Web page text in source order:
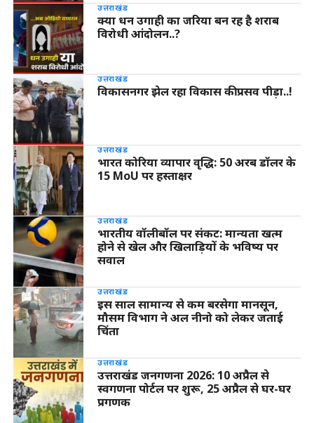
उत्तराखंड
क्या धन उगाही का जरिया बन रह है शराब
विरोधी आंदोलन..?
उत्तराखंड
विकासनगर झेल रहा विकास की प्रसव पीड़ा..!
उत्तराखंड
भारत कोरिया व्यापार वृद्धि: 50 अरब डॉलर के
15 MoU पर हस्ताक्षर
उत्तराखंड
भारतीय वॉलीबॉल पर संकट: मान्यता खत्म
होने से खेल और खिलाड़ियों के भविष्य पर
सवाल
उत्तराखंड
इस साल सामान्य से कम बरसेगा मानसून,
मौसम विभाग ने अल नीनो को लेकर जताई
चिंता
उत्तराखंड
उत्तराखंड जनगणना 2026: 10 अप्रैल से
स्वगणना पोर्टल पर शुरू, 25 अप्रैल से घर-घर
प्रगणक